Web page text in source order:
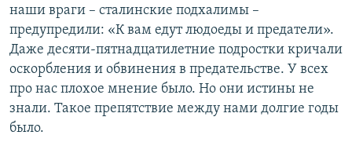
наши враги – сталинские подхалимы –
предупредили: «К вам едут людоеды и предатели».
Даже десяти-пятнадцатилетние подростки кричали
оскорбления и обвинения в предательстве. У всех
про нас плохое мнение было. Но они истины не
знали. Такое препятствие между нами долгие годы
было.